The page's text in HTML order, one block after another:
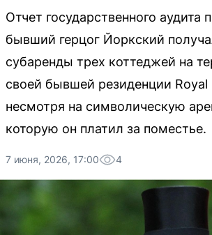
Отчет государственного аудита
бывший герцог Йоркский
субаренды трех коттеджей на
своей бывшей резиденции Royal
несмотря на символическую
которую он платил за поместье.
7 июня, 2026, 17:00 4